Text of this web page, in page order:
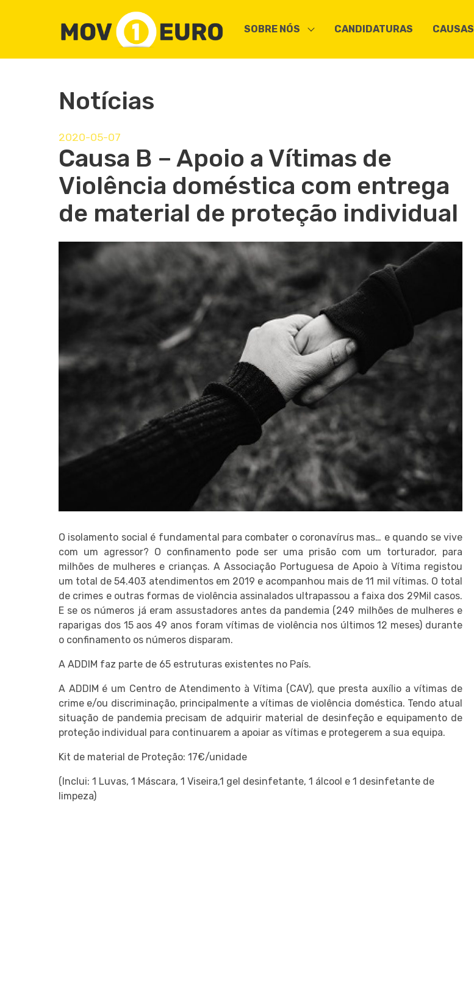
SOBRE NÓS CANDIDATURAS CAUSAS
Notícias
2020-05-07
Causa B – Apoio a Vítimas de
Violência doméstica com entrega
de material de proteção individual
O isolamento social é fundamental para combater o coronavírus mas… e quando se vive
com um agressor? O confinamento pode ser uma prisão com um torturador, para
milhões de mulheres e crianças. A Associação Portuguesa de Apoio à Vítima registou
um total de 54.403 atendimentos em 2019 e acompanhou mais de 11 mil vítimas. O total
de crimes e outras formas de violência assinalados ultrapassou a faixa dos 29Mil casos.
E se os números já eram assustadores antes da pandemia (249 milhões de mulheres e
raparigas dos 15 aos 49 anos foram vítimas de violência nos últimos 12 meses) durante
o confinamento os números disparam.
A ADDIM faz parte de 65 estruturas existentes no País.
A ADDIM é um Centro de Atendimento à Vítima (CAV), que presta auxílio a vítimas de
crime e/ou discriminação, principalmente a vítimas de violência doméstica. Tendo atual
situação de pandemia precisam de adquirir material de desinfeção e equipamento de
proteção individual para continuarem a apoiar as vítimas e protegerem a sua equipa.
Kit de material de Proteção: 17€/unidade
(Inclui: 1 Luvas, 1 Máscara, 1 Viseira,1 gel desinfetante, 1 álcool e 1 desinfetante de
limpeza)